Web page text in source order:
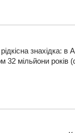
знахідка: в
32 мільйони років